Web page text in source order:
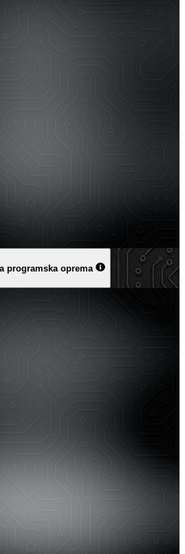
programska oprema